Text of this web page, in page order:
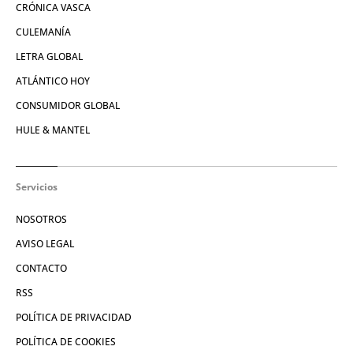
CRÓNICA VASCA
CULEMANÍA
LETRA GLOBAL
ATLÁNTICO HOY
CONSUMIDOR GLOBAL
HULE & MANTEL
Servicios
NOSOTROS
AVISO LEGAL
CONTACTO
RSS
POLÍTICA DE PRIVACIDAD
POLÍTICA DE COOKIES